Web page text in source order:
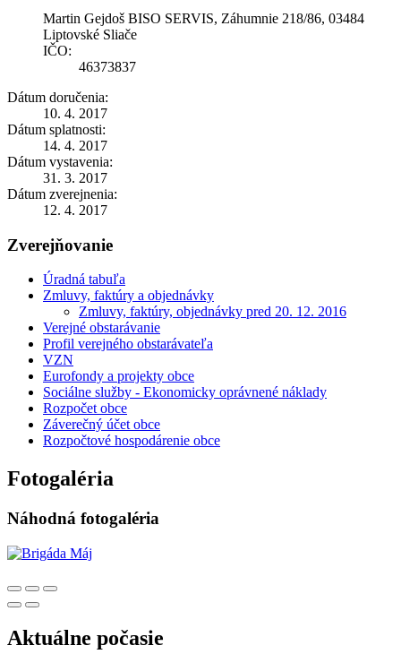
Martin Gejdoš BISO SERVIS, Záhumnie 218/86, 03484
Liptovské Sliače
IČO:
46373837
Dátum doručenia:
10. 4. 2017
Dátum splatnosti:
14. 4. 2017
Dátum vystavenia:
31. 3. 2017
Dátum zverejnenia:
12. 4. 2017
Zverejňovanie
Úradná tabuľa
Zmluvy, faktúry a objednávky
Zmluvy, faktúry, objednávky pred 20. 12. 2016
Verejné obstarávanie
Profil verejného obstarávateľa
VZN
Eurofondy a projekty obce
Sociálne služby - Ekonomicky oprávnené náklady
Rozpočet obce
Záverečný účet obce
Rozpočtové hospodárenie obce
Fotogaléria
Náhodná fotogaléria
Aktuálne počasie